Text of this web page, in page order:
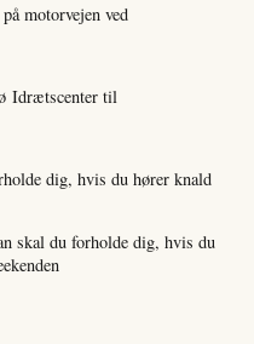
motorvejen ved
Idrætscenter til
dig, hvis du hører knald
skal du forholde dig, hvis du